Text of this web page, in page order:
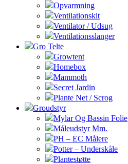
Opvarmning
Ventilationskit
Ventilator / Udsug
Ventilationsslanger
Gro Telte
Growtent
Homebox
Mammoth
Secret Jardin
Plante Net / Scrog
Groudstyr
Mylar Og Bassin Folie
Måleudstyr Mm.
PH – EC Målere
Potter – Underskåle
Plantestøtte